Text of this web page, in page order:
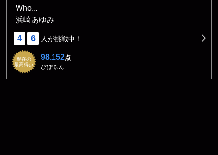
Who...
浜崎あゆみ
4 6 人が挑戦中！
現在の
最高得点
98.152点
びぽるん